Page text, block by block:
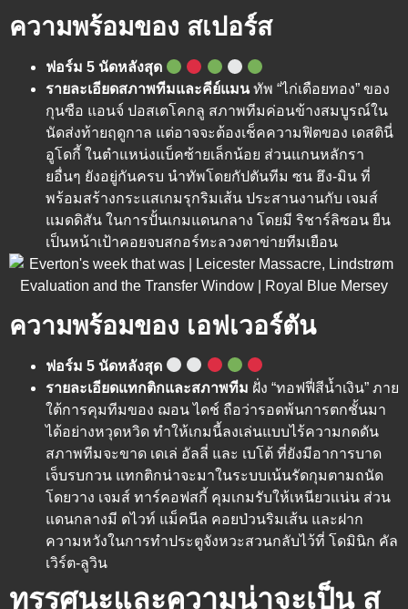
ความพร้อมของ สเปอร์ส
ฟอร์ม 5 นัดหลังสุด
รายละเอียดสภาพทีมและคีย์แมนทัพ “ไก่เดือยทอง” ของ
กุนซือ แอนจ์ ปอสเตโคกลู สภาพทีมค่อนข้างสมบูรณ์ใน
นัดส่งท้ายฤดูกาล แต่อาจจะต้องเช็คความฟิตของ เดสตินี่
อูโดกี้ ในตำแหน่งแบ็คซ้ายเล็กน้อย ส่วนแกนหลักรา
ยอื่นๆ ยังอยู่กันครบ นำทัพโดยกัปตันทีม ซน ฮึง-มิน ที่
พร้อมสร้างกระแสเกมรุกริมเส้น ประสานงานกับ เจมส์
แมดดิสัน ในการปั้นเกมแดนกลาง โดยมี ริชาร์ลิซอน ยืน
เป็นหน้าเป้าคอยจบสกอร์ทะลวงตาข่ายทีมเยือน
ความพร้อมของ เอฟเวอร์ตัน
ฟอร์ม 5 นัดหลังสุด
รายละเอียดแทกติกและสภาพทีม ฝั่ง “ทอฟฟี่สีน้ำเงิน” ภาย
ใต้การคุมทีมของ ฌอน ไดช์ ถือว่ารอดพ้นการตกชั้นมา
ได้อย่างหวุดหวิด ทำให้เกมนี้ลงเล่นแบบไร้ความกดดัน
สภาพทีมจะขาด เดเล่ อัลลี่ และ เบโต้ ที่ยังมีอาการบาด
เจ็บรบกวน แทกติกน่าจะมาในระบบเน้นรัดกุมตามถนัด
โดยวาง เจมส์ ทาร์คอฟสกี้ คุมเกมรับให้เหนียวแน่น ส่วน
แดนกลางมี ดไวท์ แม็คนีล คอยป่วนริมเส้น และฝาก
ความหวังในการทำประตูจังหวะสวนกลับไว้ที่ โดมินิก คัล
เวิร์ต-ลูวิน
ทรรศนะและความน่าจะเป็น ส